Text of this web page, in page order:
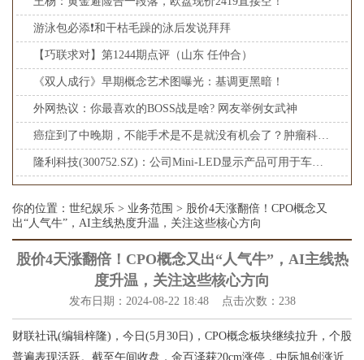
游泳包必添❗和干枯毛躁的泳后发说拜拜
【巧联求对】第1244期点评（山东 任仲合）
《双人成行》早期概念艺术图曝光：基调更黑暗！
外网热议：你最喜欢的BOSS战是啥? 网友举例女武神
癌症到了中晚期，不能手术是不是就没有机会了？肿瘤科罗小东教授
隆利科技(300752.SZ)：公司Mini-LED显示产品可用于车载显示屏上
你的位置： 世纪娱乐 > 业务范围 > 股价4天涨翻倍！CPO概念又
出“人气牛”，AI主线热度升温，关注这些核心方向
股价4天涨翻倍！CPO概念又出“人气牛”，AI主线热
度升温，关注这些核心方向
发布日期：2024-08-22 18:48 点击次数：238
财联社讯(编辑梓隆)，今日(5月30日)，CPO概念板块继续拉升，个股
普遍表现活跃。截至午间收盘，金百泽获20cm涨停，中际旭创涨近